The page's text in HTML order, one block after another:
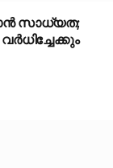
സാധ്യത;